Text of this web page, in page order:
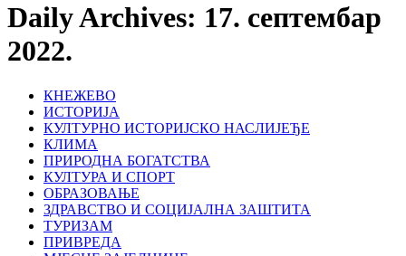
Daily Archives: 17. септембар
2022.
КНЕЖЕВО
ИСТОРИЈА
КУЛТУРНО ИСТОРИЈСКО НАСЛИЈЕЂЕ
КЛИМА
ПРИРОДНА БОГАТСТВА
КУЛТУРА И СПОРТ
ОБРАЗОВАЊЕ
ЗДРАВСТВО И СОЦИЈАЛНА ЗАШТИТА
ТУРИЗАМ
ПРИВРЕДА